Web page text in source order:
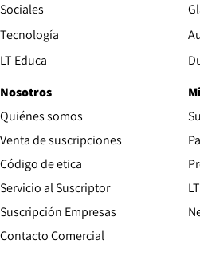
Sociales
Tecnología
LT Educa
Nosotros
Quiénes somos
Venta de suscripciones
Código de etica Opens in new window
Servicio al Suscriptor
Suscripción Empresas
Contacto ComercialOpens in new